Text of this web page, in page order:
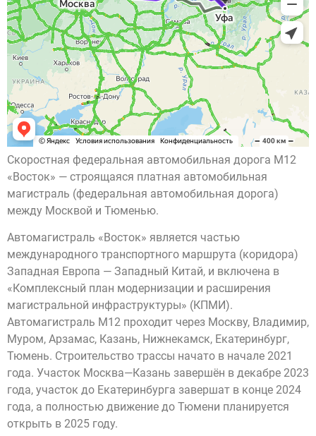
Скоростная федеральная автомобильная дорога М12
«Восток» — строящаяся платная автомобильная
магистраль (федеральная автомобильная дорога)
между Москвой и Тюменью.
Автомагистраль «Восток» является частью
международного транспортного маршрута (коридора)
Западная Европа — Западный Китай, и включена в
«Комплексный план модернизации и расширения
магистральной инфраструктуры» (КПМИ).
Автомагистраль М12 проходит через Москву, Владимир,
Муром, Арзамас, Казань, Нижнекамск, Екатеринбург,
Тюмень. Строительство трассы начато в начале 2021
года. Участок Москва—Казань завершён в декабре 2023
года, участок до Екатеринбурга завершат в конце 2024
года, а полностью движение до Тюмени планируется
открыть в 2025 году.